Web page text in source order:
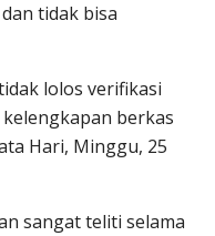
tidak bisa
lolos verifikasi
berkas
Hari, Minggu, 25
sangat teliti selama